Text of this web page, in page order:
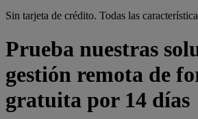
Sin tarjeta de crédito. Todas las
Prueba nuestras
gestión remota de
gratuita por 14 días